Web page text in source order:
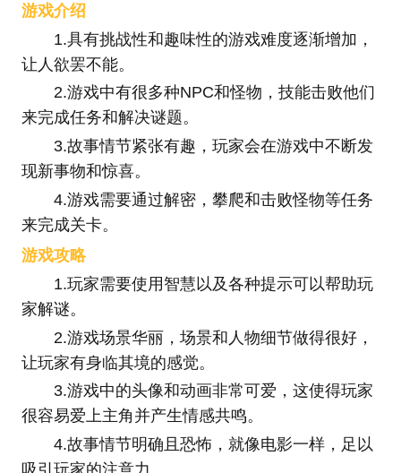
游戏介绍
1.具有挑战性和趣味性的游戏难度逐渐增加，
让人欲罢不能。
2.游戏中有很多种NPC和怪物，技能击败他们
来完成任务和解决谜题。
3.故事情节紧张有趣，玩家会在游戏中不断发
现新事物和惊喜。
4.游戏需要通过解密，攀爬和击败怪物等任务
来完成关卡。
游戏攻略
1.玩家需要使用智慧以及各种提示可以帮助玩
家解谜。
2.游戏场景华丽，场景和人物细节做得很好，
让玩家有身临其境的感觉。
3.游戏中的头像和动画非常可爱，这使得玩家
很容易爱上主角并产生情感共鸣。
4.故事情节明确且恐怖，就像电影一样，足以
吸引玩家的注意力。